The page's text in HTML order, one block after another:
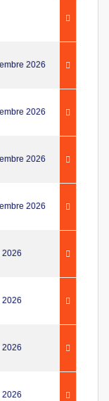
2026
2026
2026
2026
2026
2026
2026
2026